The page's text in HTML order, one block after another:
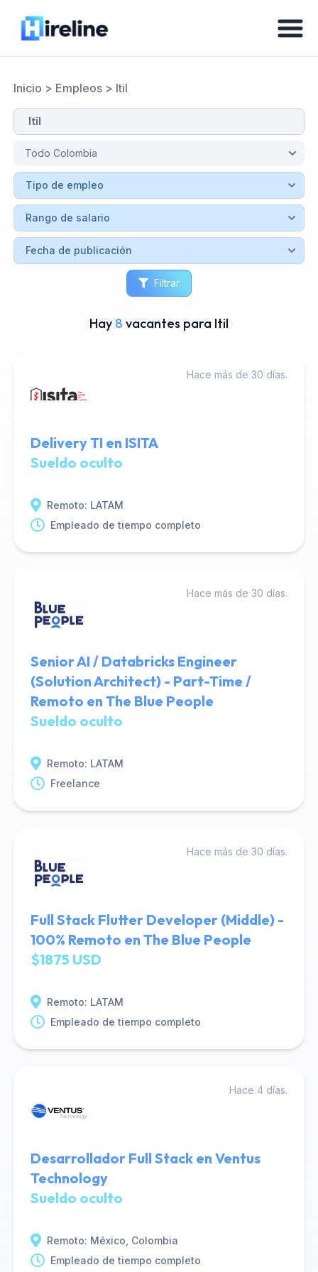
Inicio > Empleos> Itil
Filtrar
Hay 8 vacantes para Itil
Hace más de 30 días.
Delivery TI en ISITA
Sueldo oculto
Remoto: LATAM
Empleado de tiempo completo
Hace más de 30 días.
Senior AI / Databricks Engineer
(Solution Architect) - Part-Time /
Remoto en The Blue People
Sueldo oculto
Remoto: LATAM
Freelance
Hace más de 30 días.
Full Stack Flutter Developer (Middle) -
100% Remoto en The Blue People
$1875 USD
Remoto: LATAM
Empleado de tiempo completo
Hace 4 días.
Desarrollador Full Stack en Ventus
Technology
Sueldo oculto
Remoto: México, Colombia
Empleado de tiempo completo